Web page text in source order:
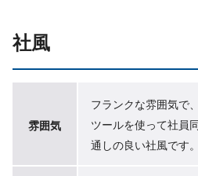
社風
雰囲気
フランクな雰囲気で
ツールを使って社員
通しの良い社風です。